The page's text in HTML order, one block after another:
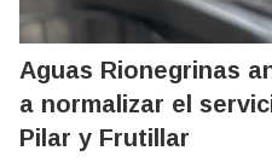
Aguas Rionegrinas
a normalizar el
Pilar y Frutillar